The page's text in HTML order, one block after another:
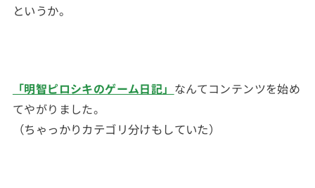
というか。
「明智ピロシキのゲーム日記」 なんてコンテンツを始め
てやがりました。
（ちゃっかりカテゴリ分けもしていた）